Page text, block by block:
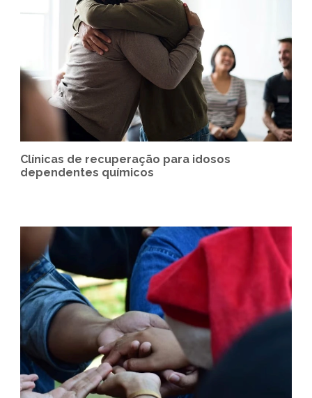
Clínicas de recuperação para idosos
dependentes químicos